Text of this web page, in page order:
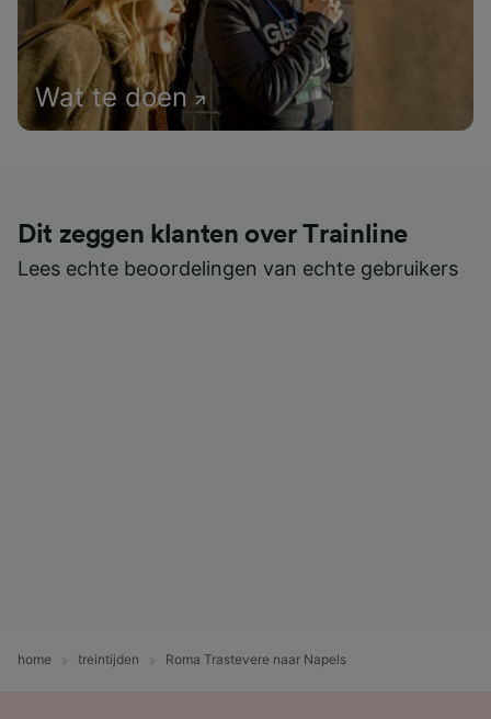
Wat te doen
Dit zeggen klanten over Trainline
Lees echte beoordelingen van echte gebruikers
home treintijden Roma Trastevere naar Napels